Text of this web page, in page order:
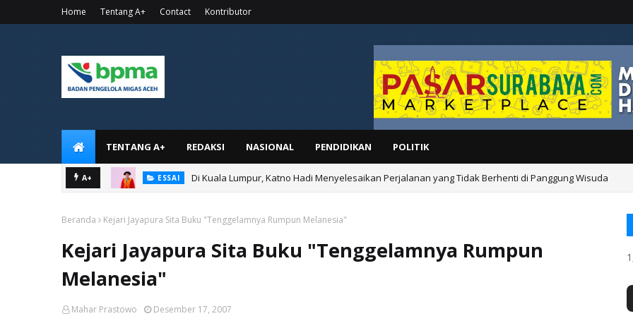
Home Tentang A+ Contact Kontributor
TENTANG A+ REDAKSI NASIONAL PENDIDIKAN POLITIK
A+ ESSAI Di Kuala Lumpur, Katno Hadi Menyelesaikan Perjalanan yang Tidak Berhenti di Panggung Wisuda
Beranda Kejari Jayapura Sita Buku "Tenggelamnya Rumpun Melanesia"
Kejari Jayapura Sita Buku "Tenggelamnya Rumpun
Melanesia"
Mahar Prastowo Desember 17, 2007